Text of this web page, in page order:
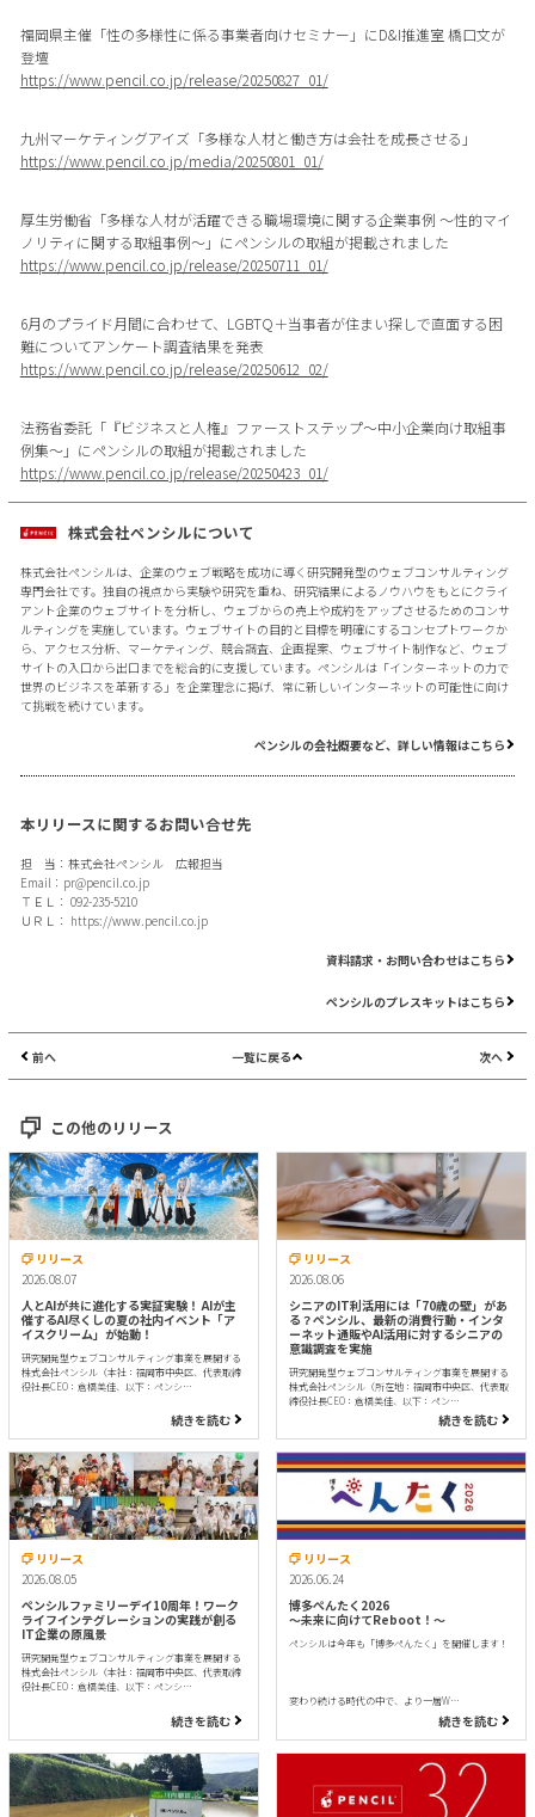
福岡県主催「性の多様性に係る事業者向けセミナー」にD&I推進室 橋口文が
登壇
https://www.pencil.co.jp/release/20250827_01/
九州マーケティングアイズ「多様な人材と働き方は会社を成長させる」
https://www.pencil.co.jp/media/20250801_01/
厚生労働省「多様な人材が活躍できる職場環境に関する企業事例 ～性的マイ
ノリティに関する取組事例～」にペンシルの取組が掲載されました
https://www.pencil.co.jp/release/20250711_01/
6月のプライド月間に合わせて、LGBTQ＋当事者が住まい探しで直面する困
難についてアンケート調査結果を発表
https://www.pencil.co.jp/release/20250612_02/
法務省委託「『ビジネスと人権』ファーストステップ～中小企業向け取組事
例集～」にペンシルの取組が掲載されました
https://www.pencil.co.jp/release/20250423_01/
株式会社ペンシルについて
株式会社ペンシルは、企業のウェブ戦略を成功に導く研究開発型のウェブコンサルティング
専門会社です。独自の視点から実験や研究を重ね、研究結果によるノウハウをもとにクライ
アント企業のウェブサイトを分析し、ウェブからの売上や成約をアップさせるためのコンサ
ルティングを実施しています。ウェブサイトの目的と目標を明確にするコンセプトワークか
ら、アクセス分析、マーケティング、競合調査、企画提案、ウェブサイト制作など、ウェブ
サイトの入口から出口までを総合的に支援しています。ペンシルは「インターネットの力で
世界のビジネスを革新する」を企業理念に掲げ、常に新しいインターネットの可能性に向け
て挑戦を続けています。
ペンシルの会社概要など、詳しい情報はこちら
本リリースに関するお問い合せ先
担 当：株式会社ペンシル 広報担当
Email： pr@pencil.co.jp
ＴＥＬ： 092-235-5210
ＵＲＬ： https://www.pencil.co.jp
資料請求・お問い合わせはこちら
ペンシルのプレスキットはこちら
前へ 一覧に戻る 次へ
この他のリリース
リリース
2026.08.07
人とAIが共に進化する実証実験！ AIが主
催するAI尽くしの夏の社内イベント「ア
イスクリーム」が始動！
研究開発型ウェブコンサルティング事業を展開する
株式会社ペンシル（本社：福岡市中央区、代表取締
役社長CEO：倉橋美佳、以下：ペンシ…
続きを読む
リリース
2026.08.06
シニアのIT利活用には「70歳の壁」があ
る？ペンシル、最新の消費行動・インタ
ーネット通販やAI活用に対するシニアの
意識調査を実施
研究開発型ウェブコンサルティング事業を展開する
株式会社ペンシル（所在地：福岡市中央区、代表取
締役社長CEO：倉橋美佳、以下：ペン…
続きを読む
リリース
2026.08.05
ペンシルファミリーデイ10周年！ワーク
ライフインテグレーションの実践が創る
IT企業の原風景
研究開発型ウェブコンサルティング事業を展開する
株式会社ペンシル（本社：福岡市中央区、代表取締
役社長CEO：倉橋美佳、以下：ペンシ…
続きを読む
リリース
2026.06.24
博多ぺんたく2026
〜未来に向けてReboot！〜
ペンシルは今年も「博多ぺんたく」を開催します！
変わり続ける時代の中で、より一層W…
続きを読む